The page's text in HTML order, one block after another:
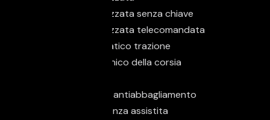
Chiusura centralizzata senza chiave
Chiusura centralizzata telecomandata
Controllo automatico trazione
Controllo elettronico della corsia
Fari di profondità antiabbagliamento
Frenata d'emergenza assistita